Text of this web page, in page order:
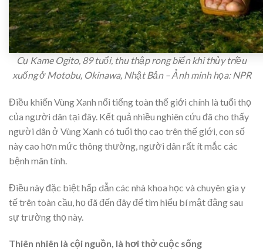
Cụ Kame Ogito, 89 tuổi, thu thập rong biển khi thủy triều
xuống ở Motobu, Okinawa, Nhật Bản – Ảnh minh họa: NPR
Điều khiến Vùng Xanh nổi tiếng toàn thế giới chính là tuổi thọ
của người dân tại đây. Kết quả nhiều nghiên cứu đã cho thấy
người dân ở Vùng Xanh có tuổi thọ cao trên thế giới, con số
này cao hơn mức thông thường, người dân rất ít mắc các
bệnh mãn tính.
Điều này đặc biệt hấp dẫn các nhà khoa học và chuyên gia y
tế trên toàn cầu, họ đã đến đây để tìm hiểu bí mật đằng sau
sự trường thọ này.
Thiên nhiên là cội nguồn, là hơi thở cuộc sống